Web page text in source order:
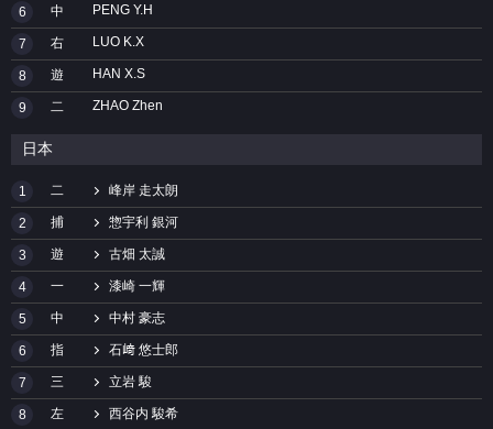
6 中 PENG Y.H
7 右 LUO K.X
8 遊 HAN X.S
9 二 ZHAO Zhen
日本
1 二 峰岸 走太朗
2 捕 惣宇利 銀河
3 遊 古畑 太誠
4 一 漆崎 一輝
5 中 中村 豪志
6 指 石﨑 悠士郎
7 三 立岩 駿
8 左 西谷内 駿希